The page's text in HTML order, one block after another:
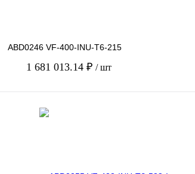
ABD0246 VF-400-INU-T6-215
1 681 013.14 ₽ / шт